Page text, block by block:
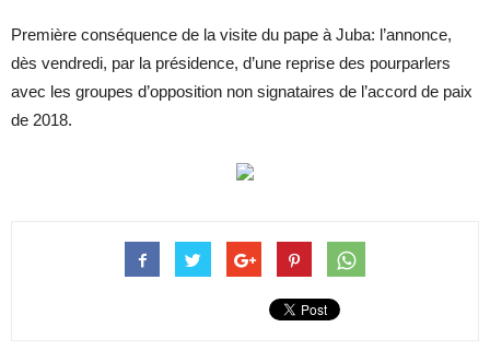
Première conséquence de la visite du pape à Juba: l’annonce,
dès vendredi, par la présidence, d’une reprise des pourparlers
avec les groupes d’opposition non signataires de l’accord de paix
de 2018.